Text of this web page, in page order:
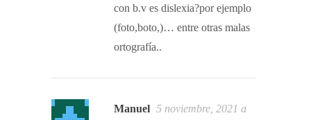
con b.v es dislexia?por ejemplo
(foto,boto,)… entre otras malas
ortografía..
Manuel 5 noviembre, 2021 a